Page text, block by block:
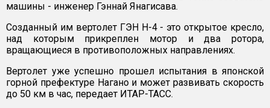
машины - инженер Гэннай Янагисава.
Созданный им вертолет ГЭН H-4 - это открытое кресло,
над которым прикреплен мотор и два ротора,
вращающиеся в противоположных направлениях.
Вертолет уже успешно прошел испытания в японской
горной префектуре Нагано и может развивать скорость
до 50 км в час, передает ИТАР-ТАСС.